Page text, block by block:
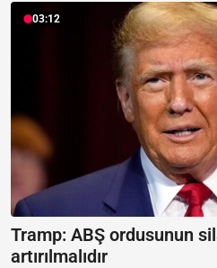
03:12
Tramp: ABŞ ordusunun
artırılmalıdır